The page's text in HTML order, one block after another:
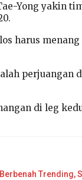
Yong yakin
harus menang
perjuangan
di leg
Trending,